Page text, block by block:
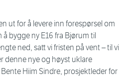
ut for å levere inn forespørsel om
bygge ny E16 fra Bjørum til
ned, satt vi fristen på vent – til vi
denne nye og høyst uklare
Hiim Sindre, prosjektleder for